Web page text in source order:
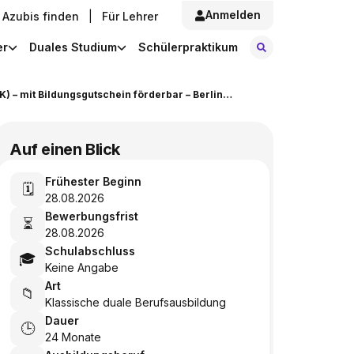
Azubis finden Für Lehrer Anmelden
Duales Studium Schülerpraktikum
Duale Umschulung Industriekaufmann/-frau (IHK) – mit Bildungsgutschein förderbar – Berlin & gesamtes Land Brandenburg
Auf einen Blick
🗓️
Frühester Beginn
28.08.2026
⏳
Bewerbungsfrist
28.08.2026
🎓
Schulabschluss
Keine Angabe
📁
Art
Klassische duale Berufsausbildung
🕒
Dauer
24 Monate